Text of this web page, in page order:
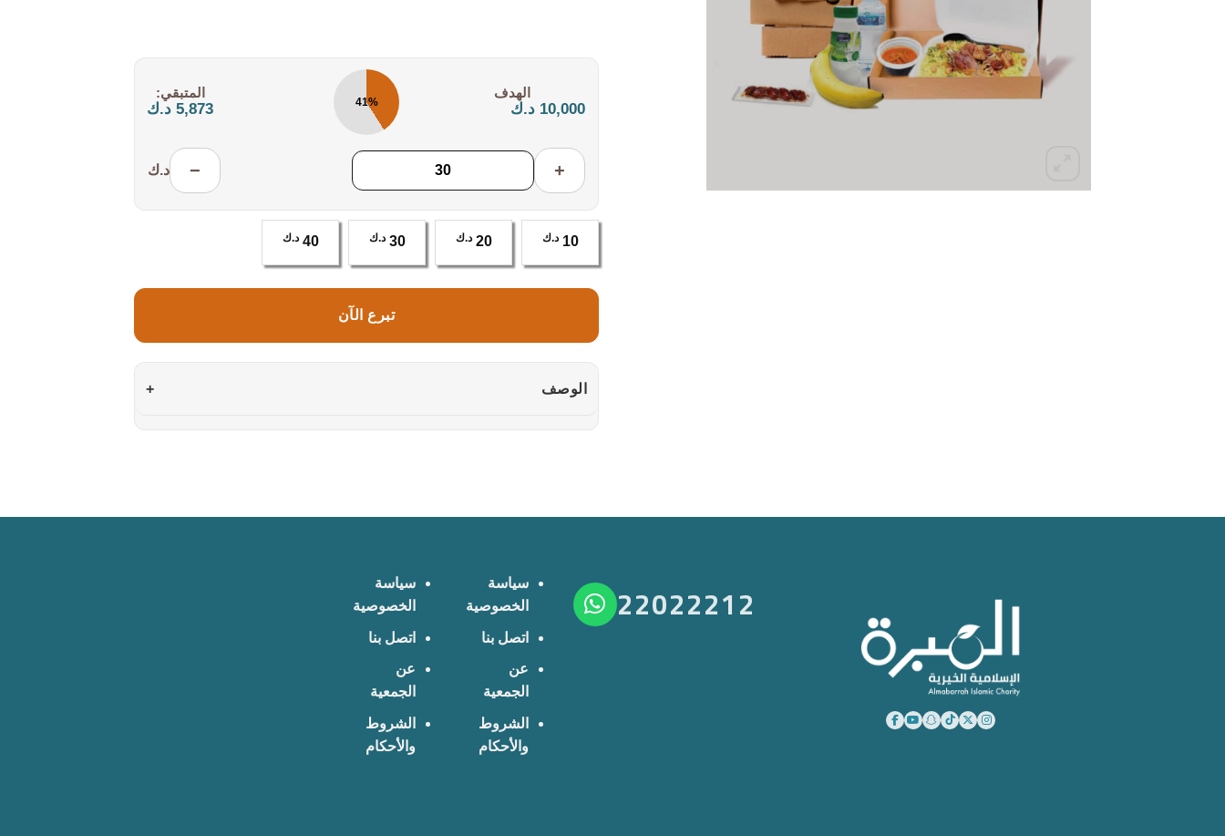
10,000 د.ك 41%
المتبقي:
5,873 د.ك
+
− د.ك
10 د.ك 20 د.ك 30 د.ك 40 د.ك
تبرع الآن
الوصف +
22022212
سياسة
الخصوصية
اتصل بنا
عن
الجمعية
الشروط
والأحكام
سياسة
الخصوصية
اتصل بنا
عن
الجمعية
الشروط
والأحكام